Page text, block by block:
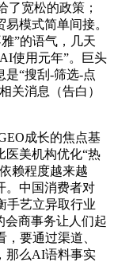
了宽松的政策；
模式简单间接。
”的语气，几天
使用元年”。巨头
是“搜刮-筛选-点
关消息（告白）
成长的焦点基
医美机构优化“热
赖程度越来越
。中国消费者对
手艺立异取行业
会商事务让人们起
要通过渠道、
那么AI语料事实